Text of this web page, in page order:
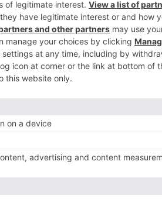
se paga bajo esta
que podría presionar
se suman a la lista de
pidió dar cuenta
Contratación y
innecesario, los
cuentas que está a la